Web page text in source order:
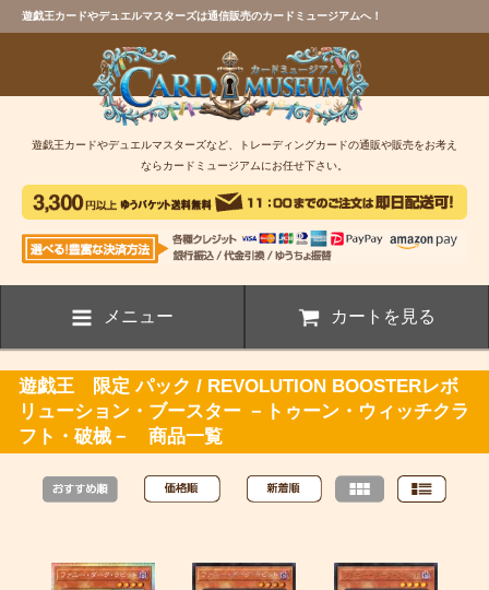
遊戯王カードやデュエルマスターズは通信販売のカードミュージアムへ！
遊戯王カードやデュエルマスターズなど、トレーディングカードの通販や販売をお考え
ならカードミュージアムにお任せ下さい。
メニュー カートを見る
遊戯王 限定 パック / REVOLUTION BOOSTERレボ
リューション・ブースター －トゥーン・ウィッチクラ
フト・破械－ 商品一覧